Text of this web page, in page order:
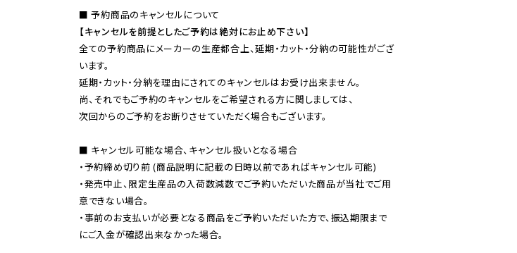
【キャンセルを前提としたご予約は絶対にお止め下さい】
全ての予約商品にメーカーの生産都合上、延期・カット・分納の可能性がござ
います。
延期・カット・分納を理由にされてのキャンセルはお受け出来ません。
尚、それでもご予約のキャンセルをご希望される方に関しましては、
次回からのご予約をお断りさせていただく場合もございます。
■ キャンセル可能な場合、キャンセル扱いとなる場合
・予約締め切り前 (商品説明に記載の日時以前であればキャンセル可能)
・発売中止、限定生産品の入荷数減数でご予約いただいた商品が当社でご用
意できない場合。
・事前のお支払いが必要となる商品をご予約いただいた方で、振込期限まで
にご入金が確認出来なかった場合。